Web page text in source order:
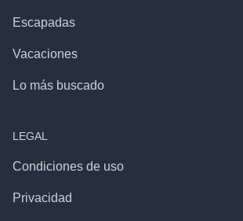
Escapadas
Vacaciones
Lo más buscado
LEGAL
Condiciones de uso
Privacidad